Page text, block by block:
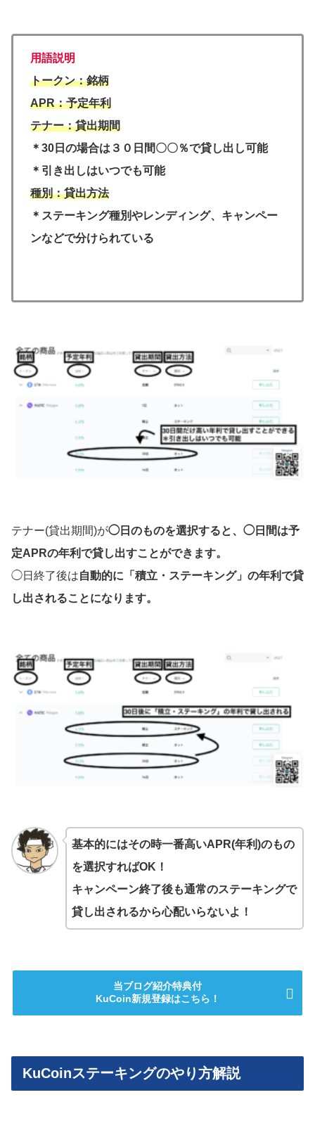
用語説明
トークン：銘柄
APR：予定年利
テナー：貸出期間
＊30日の場合は３０日間〇〇％で貸し出し可能
＊引き出しはいつでも可能
種別：貸出方法
＊ステーキング種別やレンディング、キャンペー
ンなどで分けられている
テナー(貸出期間)が◯日のものを選択すると、◯日間は予
定APRの年利で貸し出すことができます。
◯日終了後は自動的に「積立・ステーキング」の年利で貸
し出されることになります。
基本的にはその時一番高いAPR(年利)のもの
を選択すればOK！
キャンペーン終了後も通常のステーキングで
貸し出されるから心配いらないよ！
当ブログ紹介特典付
KuCoin新規登録はこちら！
KuCoinステーキングのやり方解説